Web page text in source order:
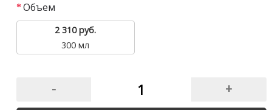
Объем
2 310 руб.
300 мл
- +